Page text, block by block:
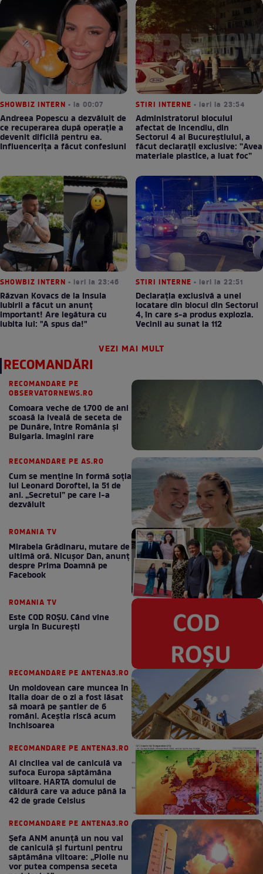
SHOWBIZ INTERN • la 00:07
Andreea Popescu a dezvăluit de
ce recuperarea după operație a
devenit dificilă pentru ea.
Influencerița a făcut confesiuni
STIRI INTERNE • ieri la 23:54
Administratorul blocului
afectat de incendiu, din
Sectorul 4 al Bucureștiului, a
făcut declarații exclusive: ”Avea
materiale plastice, a luat foc”
SHOWBIZ INTERN • ieri la 23:46
Răzvan Kovacs de la Insula
Iubirii a făcut un anunț
important! Are legătura cu
iubita lui: "A spus da!"
STIRI INTERNE • ieri la 22:51
Declarația exclusivă a unei
locatare din blocul din Sectorul
4, în care s-a produs explozia.
Vecinii au sunat la 112
VEZI MAI MULT
RECOMANDĂRI
RECOMANDARE PE
OBSERVATORNEWS.RO
Comoara veche de 1.700 de ani
scoasă la iveală de seceta de
pe Dunăre, între România şi
Bulgaria. Imagini rare
RECOMANDARE PE AS.RO
Cum se menţine în formă soţia
lui Leonard Doroftei, la 51 de
ani. „Secretul” pe care l-a
dezvăluit
ROMANIA TV
Mirabela Grădinaru, mutare de
ultimă oră. Nicuşor Dan, anunţ
despre Prima Doamnă pe
Facebook
ROMANIA TV
Este COD ROŞU. Când vine
urgia în Bucureşti
RECOMANDARE PE ANTENA3.RO
Un moldovean care muncea în
Italia doar de o zi a fost lăsat
să moară pe şantier de 6
români. Aceștia riscă acum
închisoarea
RECOMANDARE PE ANTENA3.RO
Al cincilea val de caniculă va
sufoca Europa săptămâna
viitoare. HARTA domului de
căldură care va aduce până la
42 de grade Celsius
RECOMANDARE PE ANTENA3.RO
Șefa ANM anunță un nou val
de caniculă și furtuni pentru
săptămâna viitoare: „Ploile nu
vor putea compensa seceta